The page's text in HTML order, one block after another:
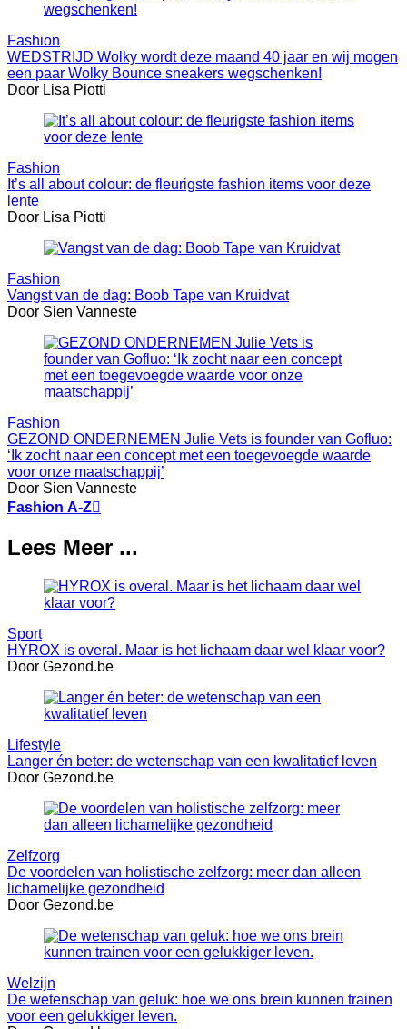
Fashion
WEDSTRIJD Wolky wordt deze maand 40 jaar en wij mogen
een paar Wolky Bounce sneakers wegschenken!
Door Lisa Piotti
Fashion
It’s all about colour: de fleurigste fashion items voor deze
lente
Door Lisa Piotti
Fashion
Vangst van de dag: Boob Tape van Kruidvat
Door Sien Vanneste
Fashion
GEZOND ONDERNEMEN Julie Vets is founder van Gofluo:
‘Ik zocht naar een concept met een toegevoegde waarde
voor onze maatschappij’
Door Sien Vanneste
Fashion A-Z
Lees Meer ...
Sport
HYROX is overal. Maar is het lichaam daar wel klaar voor?
Door Gezond.be
Lifestyle
Langer én beter: de wetenschap van een kwalitatief leven
Door Gezond.be
Zelfzorg
De voordelen van holistische zelfzorg: meer dan alleen
lichamelijke gezondheid
Door Gezond.be
Welzijn
De wetenschap van geluk: hoe we ons brein kunnen trainen
voor een gelukkiger leven.